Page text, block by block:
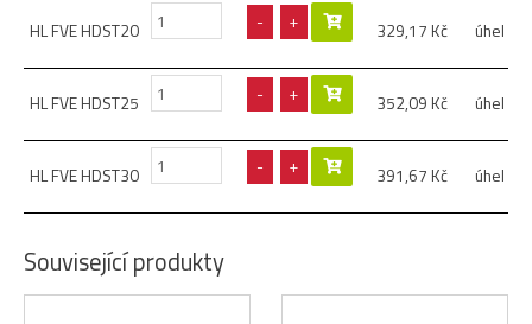
HL FVE HDST20 - + 329,17 Kč úhel
HL FVE HDST25 - + 352,09 Kč úhel
HL FVE HDST30 - + 391,67 Kč úhel
Související produkty